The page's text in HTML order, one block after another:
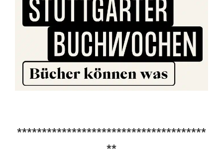
**************************************
**